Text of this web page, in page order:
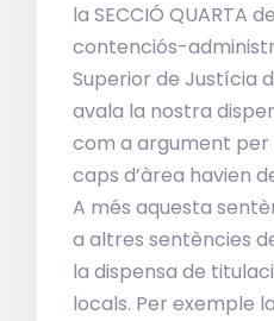
la SECCIÓ QUARTA
contenciós-
Superior de Justícia
avala la nostra
com a argument per
caps d’àrea havien
A més aquesta
a altres sentències
la dispensa de
locals. Per exemple